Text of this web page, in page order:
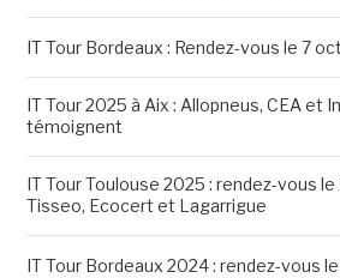
IT Tour Bordeaux : Rendez-vous le 7
IT Tour 2025 à Aix : Allopneus, CEA et
témoignent
IT Tour Toulouse 2025 : rendez-vous
Tisseo, Ecocert et Lagarrigue
IT Tour Bordeaux 2024 : rendez-vous